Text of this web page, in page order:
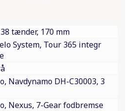
tænder, 170 mm
System, Tour 365 integr
Navdynamo DH-C30003, 3
Nexus, 7-Gear fodbremse